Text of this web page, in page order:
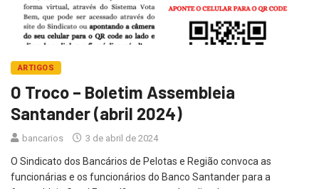
ARTIGOS
O Troco – Boletim Assembleia
Santander (abril 2024)
bancarios 3 de abril de 2024
O Sindicato dos Bancários de Pelotas e Região convoca as
funcionárias e os funcionários do Banco Santander para a